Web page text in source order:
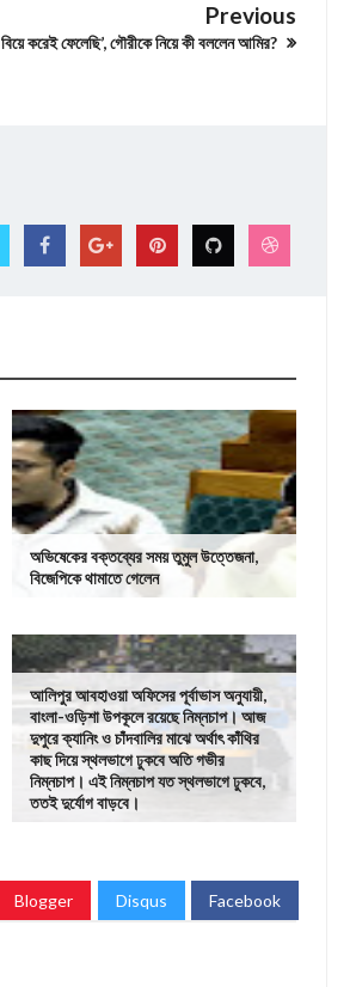
Previous
বিয়ে করেই ফেলেছি’, গৌরীকে নিয়ে কী বললেন আমির?
অভিষেকের বক্তব্যের সময় তুমুল উত্তেজনা,
বিজেপিকে থামাতে গেলেন
আলিপুর আবহাওয়া অফিসের পূর্বাভাস অনুযায়ী,
বাংলা-ওড়িশা উপকূলে রয়েছে নিম্নচাপ। আজ
দুপুরে ক্যানিং ও চাঁদবালির মাঝে অর্থাৎ কাঁথির
কাছ দিয়ে স্থলভাগে ঢুকবে অতি গভীর
নিম্নচাপ। এই নিম্নচাপ যত স্থলভাগে ঢুকবে,
ততই দুর্যোগ বাড়বে।
Blogger Disqus Facebook